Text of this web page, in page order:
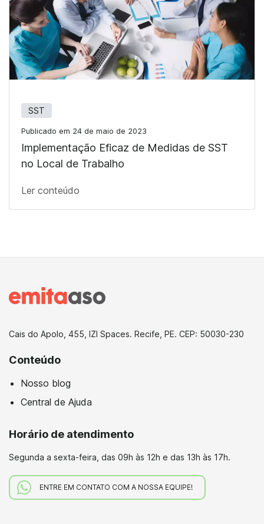
SST
Publicado em 24 de maio de 2023
Implementação Eficaz de Medidas de SST
no Local de Trabalho
Ler conteúdo
Cais do Apolo, 455, IZI Spaces. Recife, PE. CEP: 50030-230
Conteúdo
Nosso blog
Central de Ajuda
Horário de atendimento
Segunda a sexta-feira, das 09h às 12h e das 13h às 17h.
ENTRE EM CONTATO COM A NOSSA EQUIPE!